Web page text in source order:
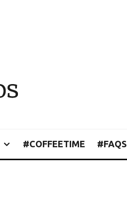
#COFFEETIME #FAQS